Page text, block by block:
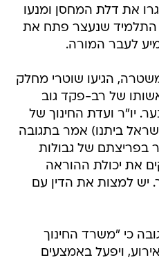
את דלת המחסן ומנעו
התלמיד שנעצר פתח את
לעבר המורה.
הגיעו שוטרי מחלק
של רב-פקד גוב
יו"ר ועדת החינוך של
ביתנו) אמר בתגובה
בפריצתם של גבולות
את יכולת ההוראה
יש למצות את הדין עם
כי "משרד החינוך
ויפעל באמצעים